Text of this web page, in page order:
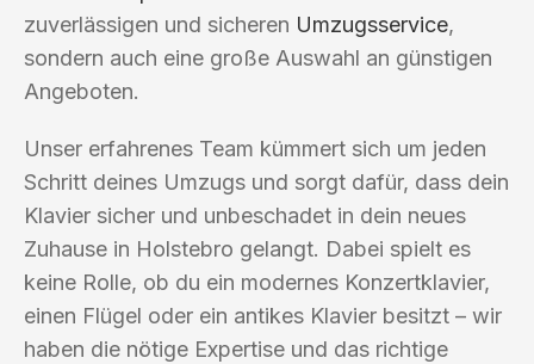
zuverlässigen und sicheren Umzugsservice,
sondern auch eine große Auswahl an günstigen
Angeboten.
Unser erfahrenes Team kümmert sich um jeden
Schritt deines Umzugs und sorgt dafür, dass dein
Klavier sicher und unbeschadet in dein neues
Zuhause in Holstebro gelangt. Dabei spielt es
keine Rolle, ob du ein modernes Konzertklavier,
einen Flügel oder ein antikes Klavier besitzt – wir
haben die nötige Expertise und das richtige